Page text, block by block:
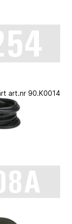
art.nr 90.K0014